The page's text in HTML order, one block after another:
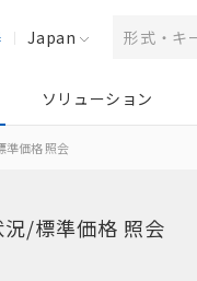
Japan
ソリューション
準価格 照会
況/標準価格 照会